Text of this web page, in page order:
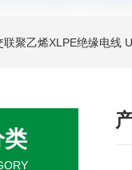
联聚乙烯XLPE绝缘电线
类